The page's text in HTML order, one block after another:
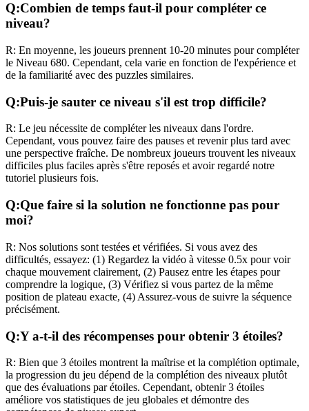
Q:Combien de temps faut-il pour compléter ce
niveau?
R: En moyenne, les joueurs prennent 10-20 minutes pour compléter
le Niveau 680. Cependant, cela varie en fonction de l'expérience et
de la familiarité avec des puzzles similaires.
Q:Puis-je sauter ce niveau s'il est trop difficile?
R: Le jeu nécessite de compléter les niveaux dans l'ordre.
Cependant, vous pouvez faire des pauses et revenir plus tard avec
une perspective fraîche. De nombreux joueurs trouvent les niveaux
difficiles plus faciles après s'être reposés et avoir regardé notre
tutoriel plusieurs fois.
Q:Que faire si la solution ne fonctionne pas pour
moi?
R: Nos solutions sont testées et vérifiées. Si vous avez des
difficultés, essayez: (1) Regardez la vidéo à vitesse 0.5x pour voir
chaque mouvement clairement, (2) Pausez entre les étapes pour
comprendre la logique, (3) Vérifiez si vous partez de la même
position de plateau exacte, (4) Assurez-vous de suivre la séquence
précisément.
Q:Y a-t-il des récompenses pour obtenir 3 étoiles?
R: Bien que 3 étoiles montrent la maîtrise et la complétion optimale,
la progression du jeu dépend de la complétion des niveaux plutôt
que des évaluations par étoiles. Cependant, obtenir 3 étoiles
améliore vos statistiques de jeu globales et démontre des